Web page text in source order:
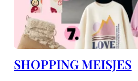
SHOPPING MEISJES